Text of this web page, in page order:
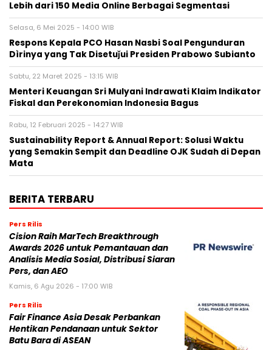
Lebih dari 150 Media Online Berbagai Segmentasi
Selasa, 6 Mei 2025 - 14:00 WIB
Respons Kepala PCO Hasan Nasbi Soal Pengunduran
Dìrinya yang Tak Disetuǰui Presiden Prabowo Subianto
Sabtu, 22 Maret 2025 - 13:15 WIB
Menteri Keuangan Sri Mulyani Indrawati Klaim Indikator
Fiskal dan Perekonomian Indonesia Bagus
Rabu, 12 Februari 2025 - 14:27 WIB
Sustainability Report & Annual Report: Solusi Waktu
yang Semakin Sempit dan Deadline OJK Sudah di Depan
Mata
BERITA TERBARU
Pers Rilis
Cision Raih MarTech Breakthrough
Awards 2026 untuk Pemantauan dan
Analisis Media Sosial, Distribusi Siaran
Pers, dan AEO
Kamis, 6 Agu 2026 - 17:00 WIB
Pers Rilis
Fair Finance Asia Desak Perbankan
Hentikan Pendanaan untuk Sektor
Batu Bara di ASEAN